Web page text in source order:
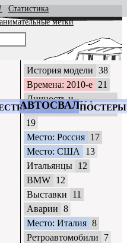
АВТОСВАЛКАПОСТЕРЫ
Статистика
метки
История модели 38
Времена: 2010-е 21
Личность и
автомобиль
19
Место: Россия 17
Место: США
13
Итальянцы 12
BMW 12
Выставки
11
Аварии 8
Место: Италия 8
Ретроавтомобили
7